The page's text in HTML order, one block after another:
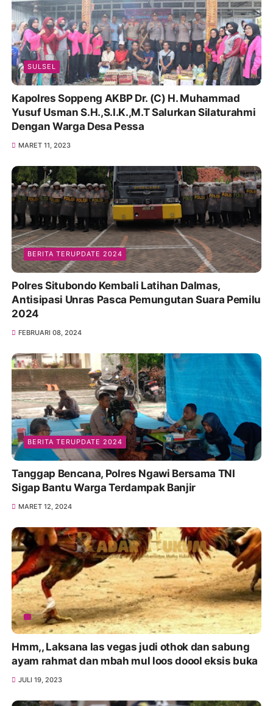
SULSEL
Kapolres Soppeng AKBP Dr. (C) H. Muhammad
Yusuf Usman S.H.,S.I.K.,M.T Salurkan Silaturahmi
Dengan Warga Desa Pessa
MARET 11, 2023
BERITA TERUPDATE 2024
Polres Situbondo Kembali Latihan Dalmas,
Antisipasi Unras Pasca Pemungutan Suara Pemilu
2024
FEBRUARI 08, 2024
BERITA TERUPDATE 2024
Tanggap Bencana, Polres Ngawi Bersama TNI
Sigap Bantu Warga Terdampak Banjir
MARET 12, 2024
Hmm,, Laksana las vegas judi othok dan sabung
ayam rahmat dan mbah mul loos doool eksis buka
JULI 19, 2023